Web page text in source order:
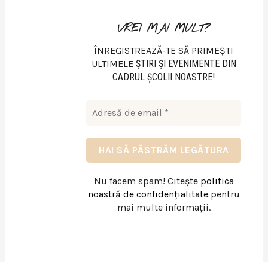
VREI MAI MULT?
ÎNREGISTREAZĂ-TE SĂ PRIMEȘTI
ULTIMELE ŞTIRI ŞI EVENIMENTE DIN
CADRUL ŞCOLII NOASTRE!
Nu facem spam! Citește politica
noastră de confidențialitatepentru
mai multe informații.